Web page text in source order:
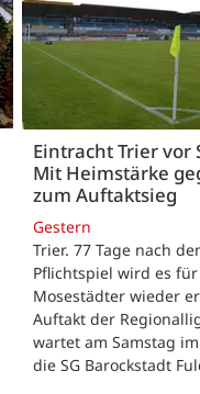
Eintracht Trier vor
Mit Heimstärke
zum Auftaktsieg
Gestern
Trier. 77 Tage nach
Pflichtspiel wird es
Mosestädter wieder
Auftakt der
wartet am Samstag
die SG Barockstadt